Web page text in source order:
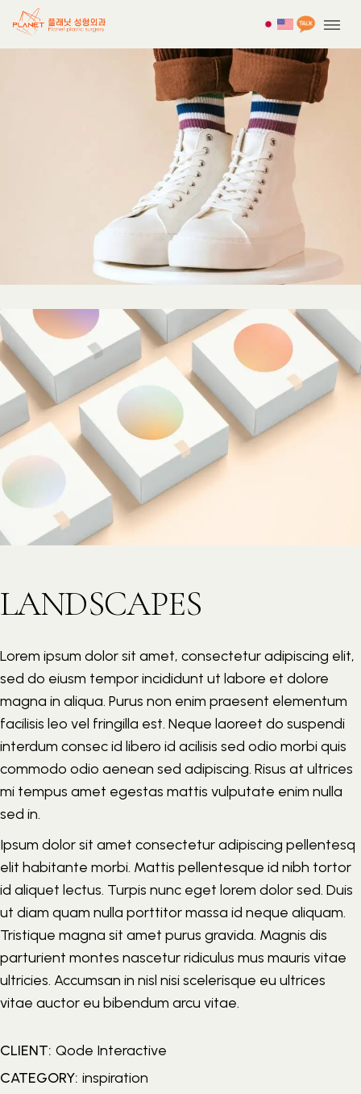
LANDSCAPES
Lorem ipsum dolor sit amet, consectetur adipiscing elit,
sed do eiusm tempor incididunt ut labore et dolore
magna in aliqua. Purus non enim praesent elementum
facilisis leo vel fringilla est. Neque laoreet do suspendi
interdum consec id libero id acilisis sed odio morbi quis
commodo odio aenean sed adipiscing. Risus at ultrices
mi tempus amet egestas mattis vulputate enim nulla
sed in.
Ipsum dolor sit amet consectetur adipiscing pellentesq
elit habitante morbi. Mattis pellentesque id nibh tortor
id aliquet lectus. Turpis nunc eget lorem dolor sed. Duis
ut diam quam nulla porttitor massa id neque aliquam.
Tristique magna sit amet purus gravida. Magnis dis
parturient montes nascetur ridiculus mus mauris vitae
ultricies. Accumsan in nisl nisi scelerisque eu ultrices
vitae auctor eu bibendum arcu vitae.
CLIENT: Qode Interactive
CATEGORY: inspiration